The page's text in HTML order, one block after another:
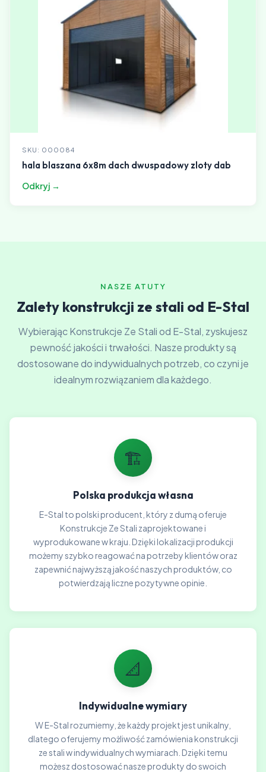
SKU: 000084
hala blaszana 6x8m dach dwuspadowy zloty dab
Odkryj →
NASZE ATUTY
Zalety konstrukcji ze stali od E-Stal
Wybierając Konstrukcje Ze Stali od E-Stal, zyskujesz
pewność jakości i trwałości. Nasze produkty są
dostosowane do indywidualnych potrzeb, co czyni je
idealnym rozwiązaniem dla każdego.
🏗️
Polska produkcja własna
E-Stal to polski producent, który z dumą oferuje
Konstrukcje Ze Stali zaprojektowane i
wyprodukowane w kraju. Dzięki lokalizacji produkcji
możemy szybko reagować na potrzeby klientów oraz
zapewnić najwyższą jakość naszych produktów, co
potwierdzają liczne pozytywne opinie.
📐
Indywidualne wymiary
W E-Stal rozumiemy, że każdy projekt jest unikalny,
dlatego oferujemy możliwość zamówienia konstrukcji
ze stali w indywidualnych wymiarach. Dzięki temu
możesz dostosować nasze produkty do swoich